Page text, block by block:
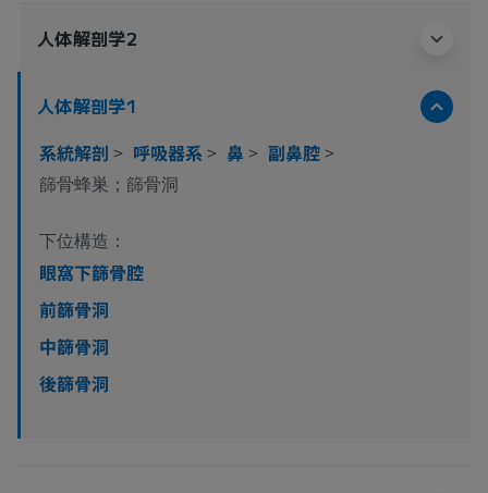
人体解剖学2
人体解剖学1
系統解剖 > 呼吸器系> 鼻 > 副鼻腔>
篩骨蜂巣；篩骨洞
下位構造：
眼窩下篩骨腔
前篩骨洞
中篩骨洞
後篩骨洞